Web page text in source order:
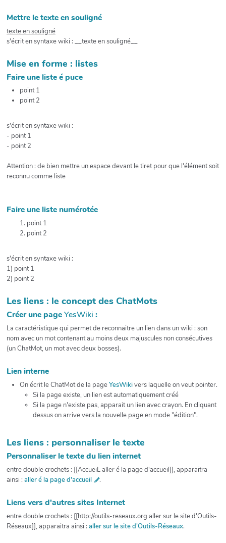
Mettre le texte en souligné
texte en souligné
s'écrit en syntaxe wiki : __texte en souligné__
Mise en forme : listes
Faire une liste é puce
point 1
point 2
s'écrit en syntaxe wiki :
- point 1
- point 2
Attention : de bien mettre un espace devant le tiret pour que l'élément soit
reconnu comme liste
Faire une liste numérotée
point 1
point 2
s'écrit en syntaxe wiki :
1) point 1
2) point 2
Les liens : le concept des ChatMots
Créer une pageYesWiki :
La caractéristique qui permet de reconnaitre un lien dans un wiki : son
nom avec un mot contenant au moins deux majuscules non consécutives
(un ChatMot, un mot avec deux bosses).
Lien interne
On écrit le ChatMot de la pageYesWikivers laquelle on veut pointer.
Si la page existe, un lien est automatiquement créé
Si la page n'existe pas, apparait un lien avec crayon. En cliquant
dessus on arrive vers la nouvelle page en mode "édition".
Les liens : personnaliser le texte
Personnaliser le texte du lien internet
entre double crochets : [[AccueiL aller é la page d'accueil]], apparaitra
ainsi : aller é la page d'accueil .
Liens vers d'autres sites Internet
entre double crochets : [[http://outils-reseaux.org aller sur le site d'Outils-
Réseaux]], apparaitra ainsi : aller sur le site d'Outils-Réseaux.